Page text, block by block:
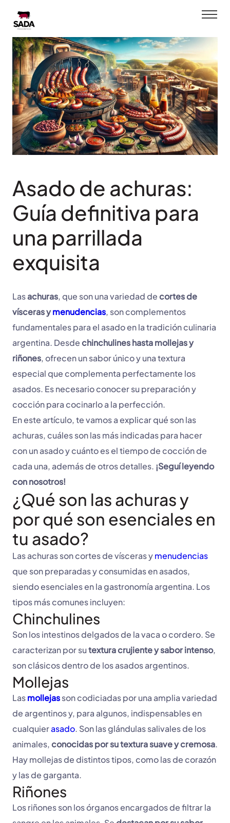
contenido
Asado de achuras:
Guía definitiva para
una parrillada
exquisita
Lasachuras, que son una variedad decortes de
vísceras ymenudencias, son complementos
fundamentales para el asado en la tradición culinaria
argentina. Desdechinchulines hasta mollejas y
riñones, ofrecen un sabor único y una textura
especial que complementa perfectamente los
asados. Es necesario conocer su preparación y
cocción para cocinarlo a la perfección.
En este artículo, te vamos a explicar qué son las
achuras, cuáles son las más indicadas para hacer
con un asado y cuánto es el tiempo de cocción de
cada una, además de otros detalles. ¡Seguí leyendo
con nosotros!
¿Qué son las achuras y
por qué son esenciales en
tu asado?
Las achuras son cortes de vísceras ymenudencias
que son preparadas y consumidas en asados,
siendo esenciales en la gastronomía argentina. Los
tipos más comunes incluyen:
Chinchulines
Son los intestinos delgados de la vaca o cordero. Se
caracterizan por sutextura crujiente y sabor intenso,
son clásicos dentro de los asados argentinos.
Mollejas
Lasmollejasson codiciadas por una amplia variedad
de argentinos y, para algunos, indispensables en
cualquierasado. Son las glándulas salivales de los
animales,conocidas por su textura suave y cremosa.
Hay mollejas de distintos tipos, como las de corazón
y las de garganta.
Riñones
Los riñones son los órganos encargados de filtrar la